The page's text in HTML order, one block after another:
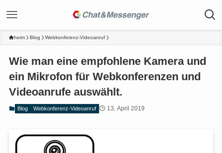
heim Blog Webkonferenz-Videoanruf
Wie man eine empfohlene Kamera und
ein Mikrofon für Webkonferenzen und
Videoanrufe auswählt.
Blog Webkonferenz-Videoanruf 13. April 2019